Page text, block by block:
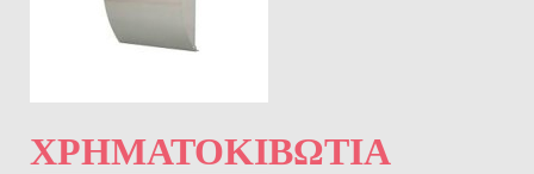
ΧΡΗΜΑΤΟΚΙΒΏΤΙΑ